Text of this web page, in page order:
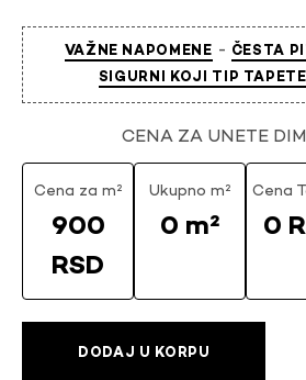
VAŽNE NAPOMENE - ČESTA
SIGURNI KOJI TIP
CENA ZA UNETE
Cena za m²
900
RSD
Ukupno m²
0 m²
Cena
0
DODAJ U KORPU